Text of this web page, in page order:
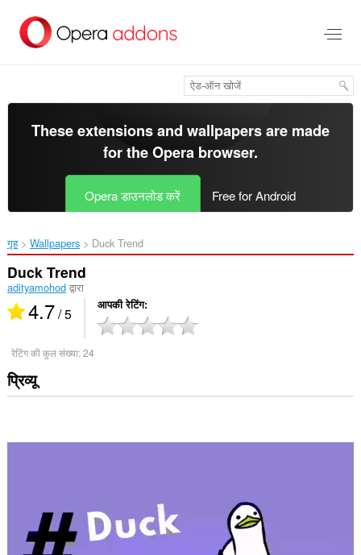
सामग्री
These extensions and wallpapers are made
for theOpera browser.
Opera डाउनलोड करें Free for Android
गृह Wallpapers Duck Trend‎
Duck Trend
adityamohodद्वारा
4.7/ 5 आपकी रेटिंग
रेटिंग की कुल संख्या:24
प्रिव्यू